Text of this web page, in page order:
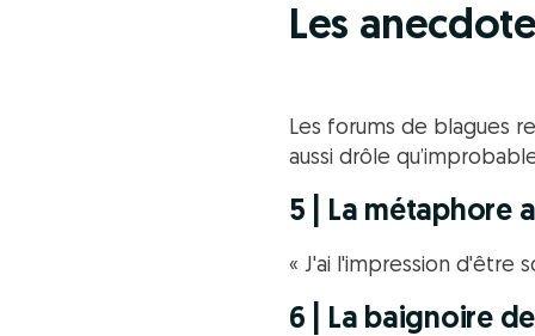
Les
Les forums de blagues
aussi drôle
5 | La métaphore
« J'ai l'impression d'être
6 | La baignoire